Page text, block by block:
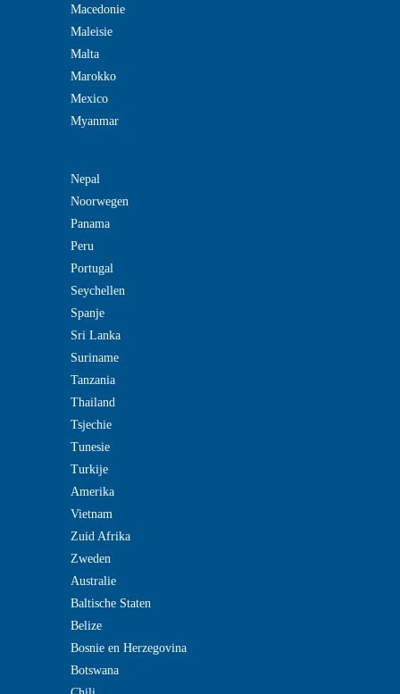
Macedonie
Maleisie
Malta
Marokko
Mexico
Myanmar
Nepal
Noorwegen
Panama
Peru
Portugal
Seychellen
Spanje
Sri Lanka
Suriname
Tanzania
Thailand
Tsjechie
Tunesie
Turkije
Amerika
Vietnam
Zuid Afrika
Zweden
Australie
Baltische Staten
Belize
Bosnie en Herzegovina
Botswana